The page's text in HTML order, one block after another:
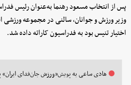
پس از انتخاب مسعود رهنما به‌عنوان رئیس
وزیر ورزش و جوانان، سالنی در مجموعه ورزشی
اختیار تنیس بود به فدراسیون کاراته داده شد.
هادی ساعی به پویش«ورزش جان‌فدای